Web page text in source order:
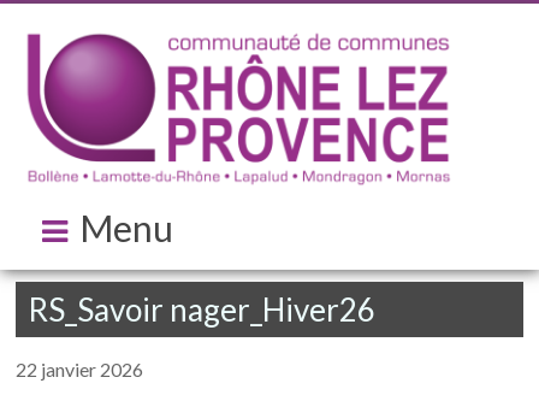
Menu
RS_Savoir nager_Hiver26
22 janvier 2026